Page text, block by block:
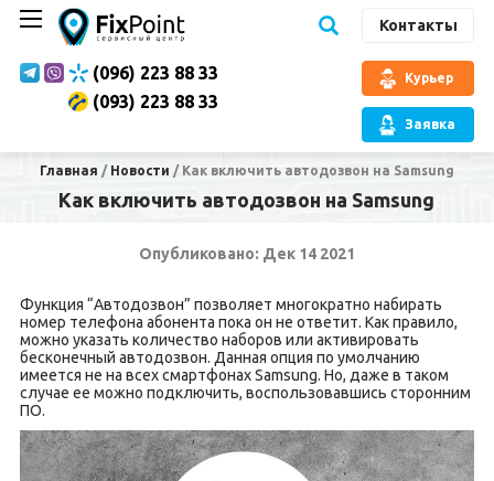
Контакты
(096) 223 88 33
(093) 223 88 33
Курьер
Заявка
Главная / Новости / Как включить автодозвон на Samsung
Как включить автодозвон на Samsung
Опубликовано: Дек 14 2021
Функция “Автодозвон” позволяет многократно набирать
номер телефона абонента пока он не ответит. Как правило,
можно указать количество наборов или активировать
бесконечный автодозвон. Данная опция по умолчанию
имеется не на всех смартфонах Samsung. Но, даже в таком
случае ее можно подключить, воспользовавшись сторонним
ПО.